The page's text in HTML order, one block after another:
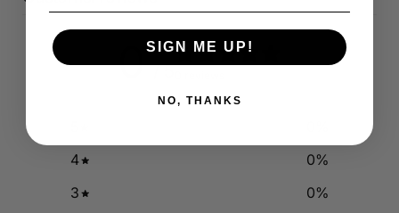
0 / 5
4
0%
3
0%
SIGN ME UP!
NO, THANKS